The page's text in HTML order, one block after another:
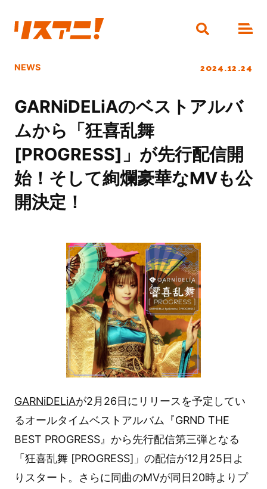
NEWS 2024.12.24
GARNiDELiAのベストアルバ
ムから「狂喜乱舞
[PROGRESS]」が先行配信開
始！そして絢爛豪華なMVも公
開決定！
GARNiDELiAが2月26日にリリースを予定してい
るオールタイムベストアルバム『GRND THE
BEST PROGRESS』から先行配信第三弾となる
「狂喜乱舞 [PROGRESS]」の配信が12月25日よ
りスタート。さらに同曲のMVが同日20時よりプ